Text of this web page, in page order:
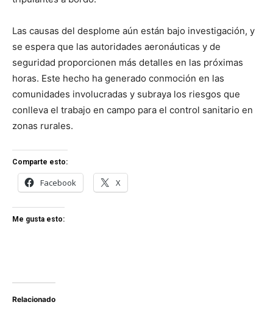
Las causas del desplome aún están bajo investigación, y
se espera que las autoridades aeronáuticas y de
seguridad proporcionen más detalles en las próximas
horas. Este hecho ha generado conmoción en las
comunidades involucradas y subraya los riesgos que
conlleva el trabajo en campo para el control sanitario en
zonas rurales.
Comparte esto:
Facebook X
Me gusta esto:
Relacionado